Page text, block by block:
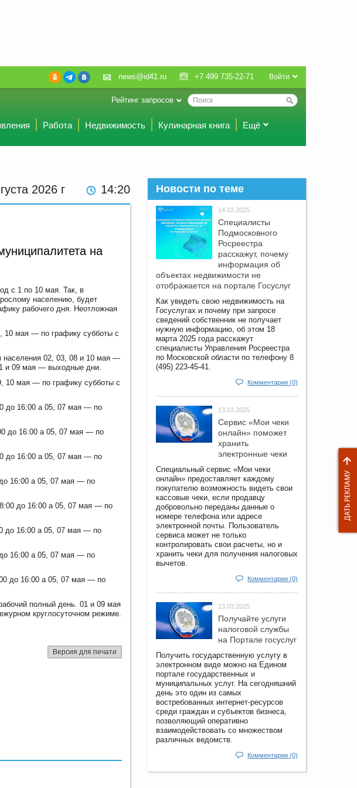
Войти
news@id41.ru +7 499 735-22-71
Рейтинг запросов
Работа Недвижимость Кулинарная книга Ещё
2026 г 14:20
на
с 1 по 10 мая. Так, в
населению, будет
рабочего дня. Неотложная
10 мая — по графику субботы с
населения 02, 03, 08 и 10 мая —
и 09 мая — выходные дни.
10 мая — по графику субботы с
до 16:00 а 05, 07 мая — по
до 16:00 а 05, 07 мая — по
до 16:00 а 05, 07 мая — по
16:00 а 05, 07 мая — по
до 16:00 а 05, 07 мая — по
до 16:00 а 05, 07 мая — по
16:00 а 05, 07 мая — по
до 16:00 а 05, 07 мая — по
полный день. 01 и 09 мая
круглосуточном режиме.
Версия для печати
Новости по теме
14.03.2025
Специалисты
Подмосковного
Росреестра
расскажут, почему
информация об
объектах недвижимости не
отображается на портале Госуслуг
Как увидеть свою недвижимость на
Госуслугах и почему при запросе
сведений собственник не получает
нужную информацию, об этом 18
марта 2025 года расскажут
специалисты Управления Росреестра
по Московской области по телефону 8
(495) 223-45-41.
Комментарии (0)
13.03.2025
Сервис «Мои чеки
онлайн» поможет
хранить
электронные чеки
Специальный сервис «Мои чеки
онлайн» предоставляет каждому
покупателю возможность видеть свои
кассовые чеки, если продавцу
добровольно переданы данные о
номере телефона или адресе
электронной почты. Пользователь
сервиса может не только
контролировать свои расчеты, но и
хранить чеки для получения налоговых
вычетов.
Комментарии (0)
13.03.2025
Получайте услуги
налоговой службы
на Портале госyслуг
Получить государственную услугу в
электронном виде можно на Едином
портале государственных и
муниципальных услуг. На сегодняшний
день это один из самых
востребованных интернет-ресурсов
среди граждан и субъектов бизнеса,
позволяющий оперативно
взаимодействовать со множеством
различных ведомств.
Комментарии (0)